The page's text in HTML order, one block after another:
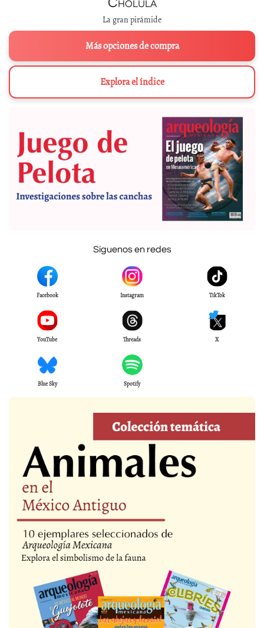
La gran pirámide
Más opciones de compra
Explora el índice
Síguenos en redes
Facebook Instagram TikTok
YouTube Threads X
Blue Sky Spotify